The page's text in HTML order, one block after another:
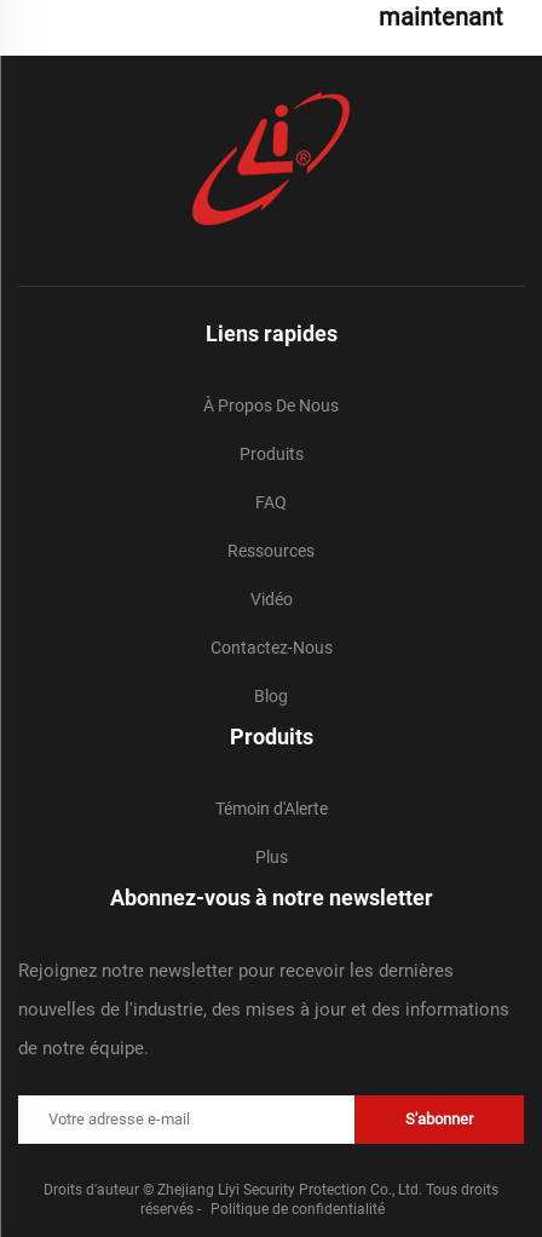
maintenant
Liens rapides
À Propos De Nous
Produits
FAQ
Ressources
Vidéo
Contactez-Nous
Blog
Produits
Témoin d'Alerte
Plus
Abonnez-vous à notre newsletter
Rejoignez notre newsletter pour recevoir les dernières
nouvelles de l'industrie, des mises à jour et des informations
de notre équipe.
S'abonner
Droits d'auteur © Zhejiang Liyi Security Protection Co., Ltd. Tous droits
réservés -
Politique de confidentialité